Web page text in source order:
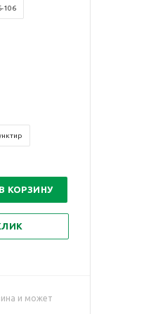
106
В КОРЗИНУ
и может